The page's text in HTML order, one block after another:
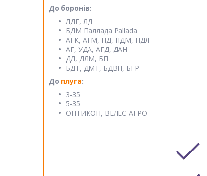
До боронів:
ЛДГ, ЛД
БДМ Паллада Pallada
АГК, АГМ, ПД, ПДМ, ПДЛ
АГ, УДА, АГД, ДАН
ДЛ, ДЛМ, БП
БДТ, ДМТ, БДВП, БГР
До плуга:
3-35
5-35
ОПТИКОН, ВЕЛЕС-АГРО